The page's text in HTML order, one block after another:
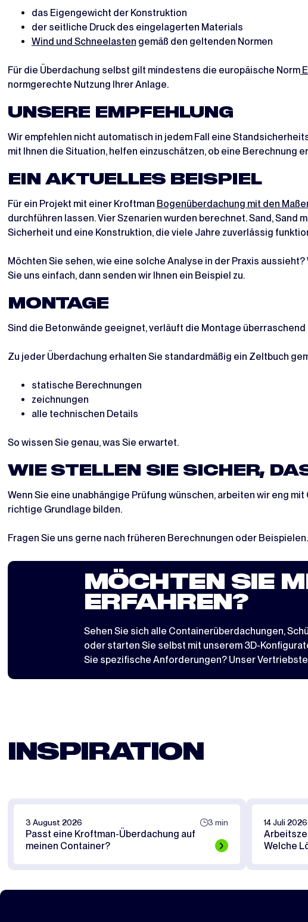
das Eigengewicht der Konstruktion
der seitliche Druck des eingelagerten Materials
Wind und Schneelasten gemäß den geltenden Normen
Für die Überdachung selbst gilt mindestens die europäische Norm
normgerechte Nutzung Ihrer Anlage.
UNSERE EMPFEHLUNG
Wir empfehlen nicht automatisch in jedem Fall eine
mit Ihnen die Situation, helfen einzuschätzen, ob eine Berechnung
EIN AKTUELLES BEISPIEL
Für ein Projekt mit einer Kroftman Bogenüberdachung mit den
durchführen lassen. Vier Szenarien wurden berechnet. Sand,
Sicherheit und eine Konstruktion, die viele Jahre zuverlässig
Möchten Sie sehen, wie eine solche Analyse in der Praxis
Sie uns einfach, dann senden wir Ihnen ein Beispiel zu.
MONTAGE
Sind die Betonwände geeignet, verläuft die Montage
Zu jeder Überdachung erhalten Sie standardmäßig ein Zeltbuch
statische Berechnungen
zeichnungen
alle technischen Details
So wissen Sie genau, was Sie erwartet.
WIE STELLEN SIE SICHER,
Wenn Sie eine unabhängige Prüfung wünschen, arbeiten wir eng
richtige Grundlage bilden.
Fragen Sie uns gerne nach früheren Berechnungen oder
MÖCHTEN SIE
ERFAHREN?
Sehen Sie sich alle Containerüberdachungen,
oder starten Sie selbst mit unserem 3D-
Sie spezifische Anforderungen? Unser
INSPIRATION
3 August 2026 3 min
Passt eine Kroftman-Überdachung auf
meinen Container?
14 Juli 2026
Welche